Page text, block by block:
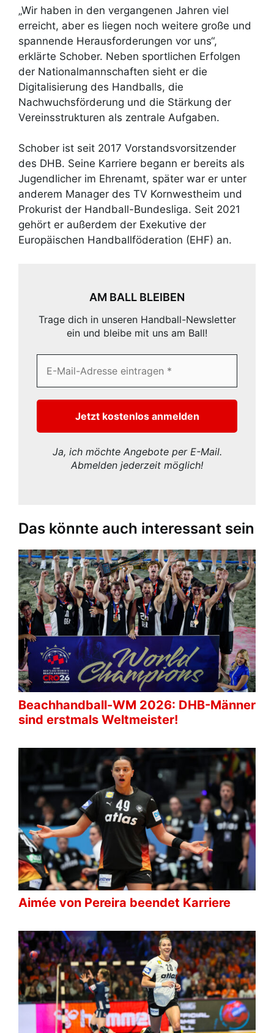
„Wir haben in den vergangenen Jahren viel
erreicht, aber es liegen noch weitere große und
spannende Herausforderungen vor uns“,
erklärte Schober. Neben sportlichen Erfolgen
der Nationalmannschaften sieht er die
Digitalisierung des Handballs, die
Nachwuchsförderung und die Stärkung der
Vereinsstrukturen als zentrale Aufgaben.
Schober ist seit 2017 Vorstandsvorsitzender
des DHB. Seine Karriere begann er bereits als
Jugendlicher im Ehrenamt, später war er unter
anderem Manager des TV Kornwestheim und
Prokurist der Handball-Bundesliga. Seit 2021
gehört er außerdem der Exekutive der
Europäischen Handballföderation (EHF) an.
AM BALL BLEIBEN
Trage dich in unseren Handball-Newsletter
ein und bleibe mit uns am Ball!
Ja, ich möchte Angebote per E-Mail.
Abmelden jederzeit möglich!
Das könnte auch interessant sein
Beachhandball-WM 2026: DHB-Männer
sind erstmals Weltmeister!
Aimée von Pereira beendet Karriere